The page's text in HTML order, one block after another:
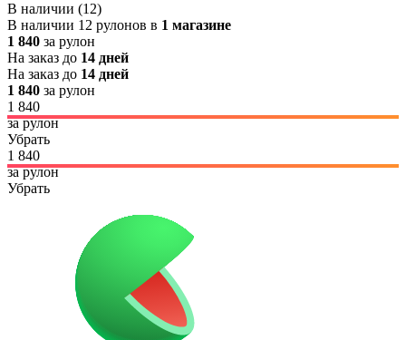
В наличии (12)
В наличии 12 рулонов в 1 магазине
1 840 за рулон
На заказ до 14 дней
На заказ до 14 дней
1 840 за рулон
1 840
за рулон
Убрать
1 840
за рулон
Убрать